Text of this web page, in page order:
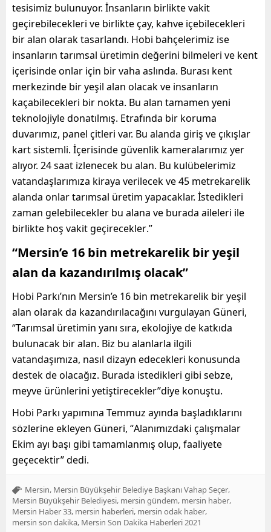
tesisimiz bulunuyor. İnsanların birlikte vakit
geçirebilecekleri ve birlikte çay, kahve içebilecekleri
bir alan olarak tasarlandı. Hobi bahçelerimiz ise
insanların tarımsal üretimin değerini bilmeleri ve kent
içerisinde onlar için bir vaha aslında. Burası kent
merkezinde bir yeşil alan olacak ve insanların
kaçabilecekleri bir nokta. Bu alan tamamen yeni
teknolojiyle donatılmış. Etrafında bir koruma
duvarımız, panel çitleri var. Bu alanda giriş ve çıkışlar
kart sistemli. İçerisinde güvenlik kameralarımız yer
alıyor. 24 saat izlenecek bu alan. Bu kulübelerimiz
vatandaşlarımıza kiraya verilecekve 45 metrekarelik
alanda onlar tarımsal üretim yapacaklar. İstedikleri
zaman gelebilecekler bu alana ve burada aileleri ile
birlikte hoş vakit geçirecekler.”
“Mersin’e 16 bin metrekarelik bir yeşil
alan da kazandırılmış olacak”
Hobi Parkı’nın Mersin’e 16 bin metrekarelik bir yeşil
alan olarak da kazandırılacağını vurgulayan Güneri,
“Tarımsal üretimin yanı sıra, ekolojiyede katkıda
bulunacak bir alan. Biz bu alanlarla ilgili
vatandaşımıza, nasıl dizayn edecekleri konusunda
destek de olacağız. Burada istedikleri gibi sebze,
meyve ürünlerini yetiştirecekler”diye konuştu.
Hobi Parkı yapımına Temmuz ayında başladıklarını
sözlerine ekleyen Güneri, “Alanımızdaki çalışmalar
Ekim ayı başı gibi tamamlanmış olup, faaliyete
geçecektir”dedi.
Mersin Mersin Büyükşehir Belediye Başkanı Vahap Seçer
Mersin Büyükşehir Belediyesi mersin gündem mersin haber
Mersin Haber 33 mersin haberleri mersin odak haber
mersin son dakika Mersin Son Dakika Haberleri 2021